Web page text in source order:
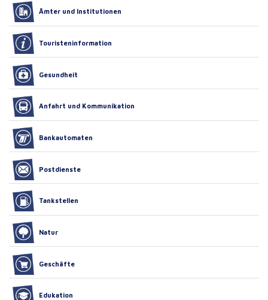
Ämter und Institutionen
Touristeninformation
Gesundheit
Anfahrt und Kommunikation
Bankautomaten
Postdienste
Tankstellen
Natur
Geschäfte
Edukation